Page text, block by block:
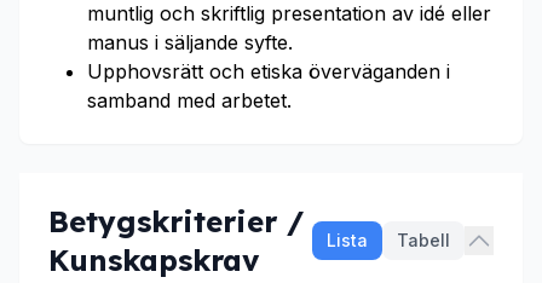
muntlig och skriftlig presentation av idé eller
manus i säljande syfte.
Upphovsrätt och etiska överväganden i
samband med arbetet.
Betygskriterier /
Kunskapskrav
Lista Tabell